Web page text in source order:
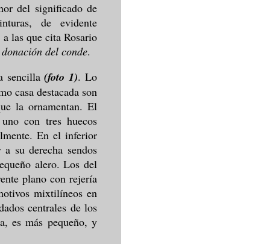
del significado de
de evidente
las que cita Rosario
del conde.
sencilla (foto 1). Lo
casa destacada son
la ornamentan. El
con tres huecos
En el inferior
su derecha sendos
alero. Los del
plano con rejería
mixtilíneos en
centrales de los
es más pequeño, y